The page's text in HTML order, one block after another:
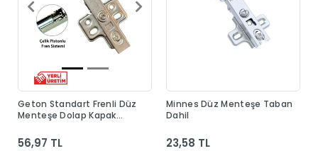
Geton Standart Frenli Düz
Menteşe Dolap Kapak
56,97 TL
Minnes Düz Menteşe Taban
Dahil
23,58 TL